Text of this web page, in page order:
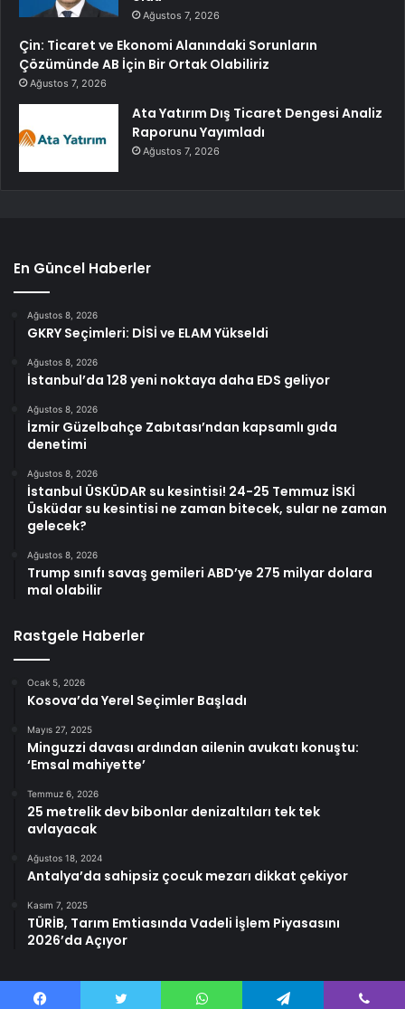
Ağustos 7, 2026
Çin: Ticaret ve Ekonomi Alanındaki Sorunların
Çözümünde AB İçin Bir Ortak Olabiliriz
Ağustos 7, 2026
Ata Yatırım Dış Ticaret Dengesi Analiz
Raporunu Yayımladı
Ağustos 7, 2026
En Güncel Haberler
Ağustos 8, 2026
GKRY Seçimleri: DİSİ ve ELAM Yükseldi
Ağustos 8, 2026
İstanbul’da 128 yeni noktaya daha EDS geliyor
Ağustos 8, 2026
İzmir Güzelbahçe Zabıtası’ndan kapsamlı gıda
denetimi
Ağustos 8, 2026
İstanbul ÜSKÜDAR su kesintisi! 24-25 Temmuz İSKİ
Üsküdar su kesintisi ne zaman bitecek, sular ne zaman
gelecek?
Ağustos 8, 2026
Trump sınıfı savaş gemileri ABD’ye 275 milyar dolara
mal olabilir
Rastgele Haberler
Ocak 5, 2026
Kosova’da Yerel Seçimler Başladı
Mayıs 27, 2025
Minguzzi davası ardından ailenin avukatı konuştu:
‘Emsal mahiyette’
Temmuz 6, 2026
25 metrelik dev bibonlar denizaltıları tek tek
avlayacak
Ağustos 18, 2024
Antalya’da sahipsiz çocuk mezarı dikkat çekiyor
Kasım 7, 2025
TÜRİB, Tarım Emtiasında Vadeli İşlem Piyasasını
2026’da Açıyor